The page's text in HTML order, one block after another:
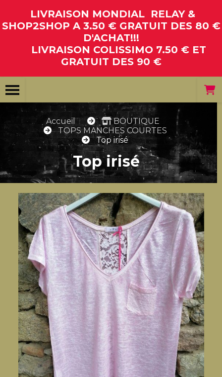
LIVRAISON MONDIAL RELAY &
SHOP2SHOP A 3.50 € GRATUIT DES 80 €
D'ACHAT!!!
LIVRAISON COLISSIMO 7.50 € ET
GRATUIT DES 90 €
Accueil
BOUTIQUE
TOPS MANCHES COURTES
Top irisé
Top irisé